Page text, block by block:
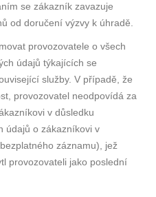
se zákazník zavazuje
od doručení výzvy k úhradě.
provozovatele o všech
údajů týkajících se
služby. V případě, že
provozovatel neodpovídá za
v důsledku
údajů o zákazníkovi v
záznamu), jež
provozovateli jako poslední